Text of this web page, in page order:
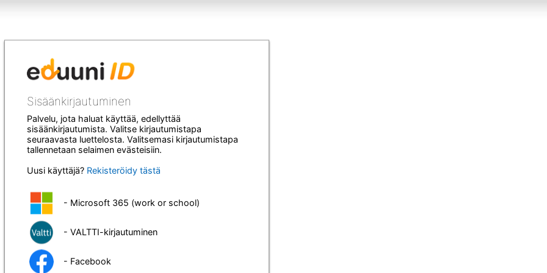
Sisäänkirjautuminen
Palvelu, jota haluat käyttää, edellyttää
sisäänkirjautumista. Valitse kirjautumistapa
seuraavasta luettelosta. Valitsemasi kirjautumistapa
tallennetaan selaimen evästeisiin.
Uusi käyttäjä? Rekisteröidy tästä
- Microsoft 365 (work or school)
- VALTTI-kirjautuminen
- Facebook